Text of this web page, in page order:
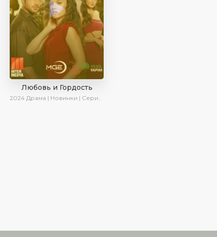
Любовь и Гордость
2024 Драма | Новинки | Сериалы 2024